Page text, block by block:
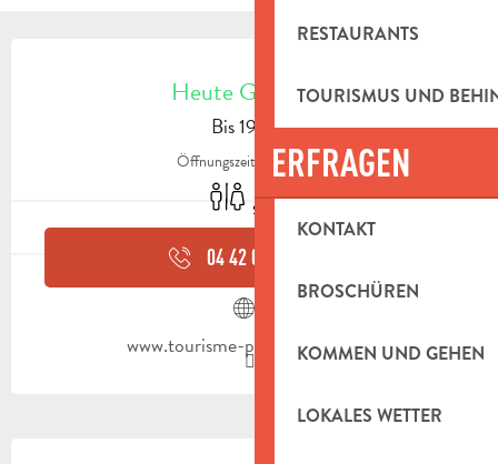
RESTAURANTS
TOURISMUS UND
ERFRAGEN
KONTAKT
BROSCHÜREN
KOMMEN UND GEHEN
LOKALES WETTER
Heute Geöffnet
Bis 19:00
Öffnungszeiten ansehen
ToilettenPicknickplatz
04 42 03 49
www.tourisme-paysdaubagne.fr